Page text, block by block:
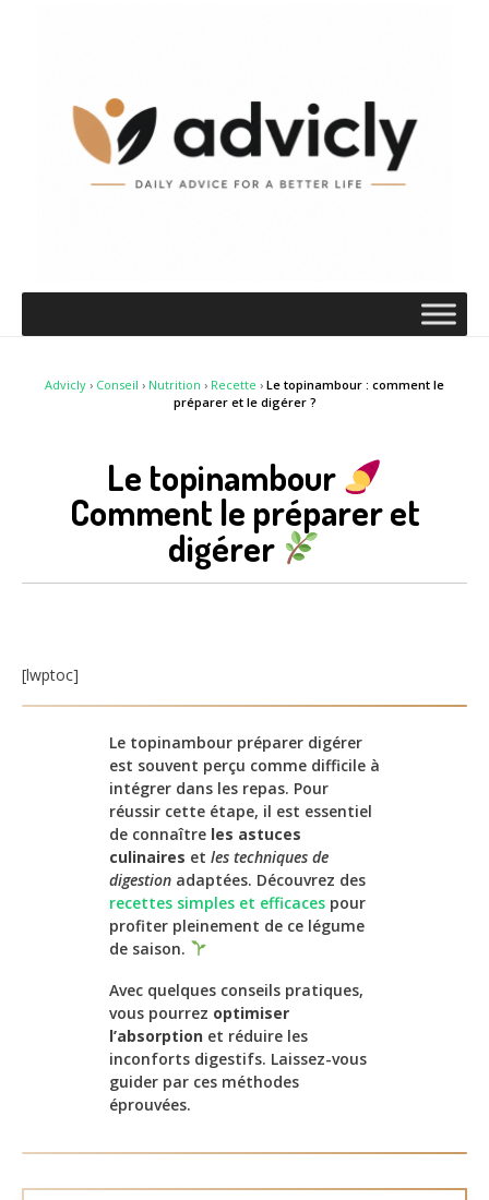
Advicly › Conseil › Nutrition › Recette › Le topinambour : comment le
préparer et le digérer ?
Le topinambour
Comment le préparer et
digérer
[lwptoc]
Le topinambour préparer digérer
est souvent perçu comme difficile à
intégrer dans les repas. Pour
réussir cette étape, il est essentiel
de connaître les astuces
culinaires et les techniques de
digestion adaptées. Découvrez des
recettes simples et efficaces pour
profiter pleinement de ce légume
de saison.
Avec quelques conseils pratiques,
vous pourrez optimiser
l’absorption et réduire les
inconforts digestifs. Laissez-vous
guider par ces méthodes
éprouvées.